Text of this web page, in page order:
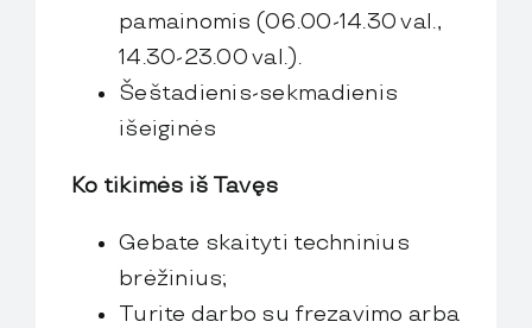
pamainomis (06.00-14.30 val.,
14.30-23.00 val.).
Šeštadienis-sekmadienis
išeiginės
Ko tikimės iš Tavęs
Gebate skaityti techninius
brėžinius;
Turite darbo su frezavimo arba